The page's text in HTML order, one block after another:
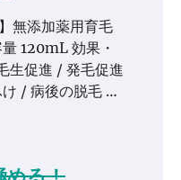
無添加薬用育毛
120mL 効果・
生促進 / 発毛促進
/ 病後の脱毛 …